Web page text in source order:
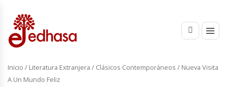
Inicio / Literatura Extranjera / Clásicos Contemporáneos / Nueva Visita
A Un Mundo Feliz